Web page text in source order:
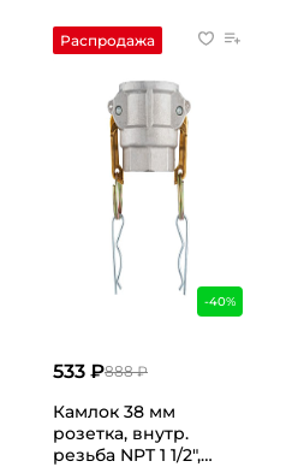
Распродажа
-40%
888 ₽
533 ₽
Камлок 38 мм
розетка, внутр.
резьба NPT 1 1/2",